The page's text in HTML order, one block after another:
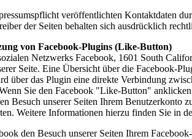
veröffentlichten Kontaktdaten
der Seiten behalten sich ausdrücklich
von Facebook-Plugins (Like-Button)
Netzwerks Facebook, 1601 South
Seite. Eine Übersicht über die Facebook-
über das Plugin eine direkte Verbindung
Sie den Facebook "Like-Button"
Besuch unserer Seiten Ihrem
Weitere Informationen hierzu finden Sie in
den Besuch unserer Seiten Ihrem